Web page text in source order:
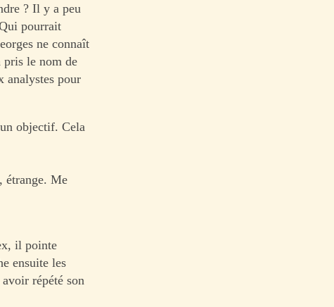
? Il y a peu
pourrait
ne connaît
pris le nom de
analystes pour
objectif. Cela
étrange. Me
il pointe
ensuite les
répété son